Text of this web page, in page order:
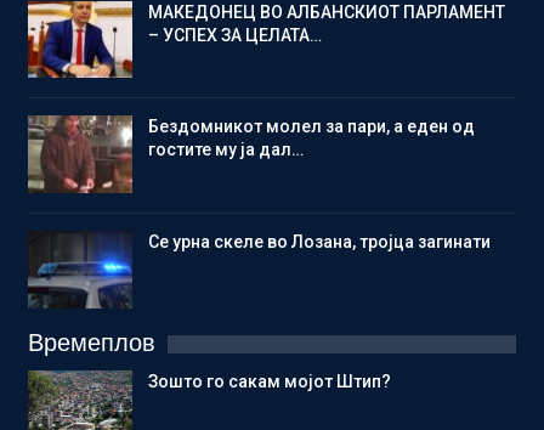
МАКЕДОНЕЦ ВО АЛБАНСКИОТ ПАРЛАМЕНТ
– УСПЕХ ЗА ЦЕЛАТА…
Бездомникот молел за пари, а еден од
гостите му ја дал…
Се урна скеле во Лозана, тројца загинати
Времеплов
Зошто го сакам мојот Штип?